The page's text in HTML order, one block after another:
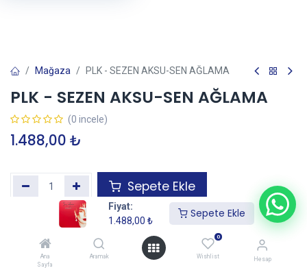
Fiyat:
1.488,00 ₺
Sepete Ekle
Ana
Sayfa
Aramak
0
Wishlist Hesap
Mağaza PLK - SEZEN AKSU-SEN AĞLAMA
PLK - SEZEN AKSU-SEN AĞLAMA
(0 incele)
1.488,00 ₺
Sepete Ekle
Garanti+ Uzatılmış Garanti Ekle İtibaren